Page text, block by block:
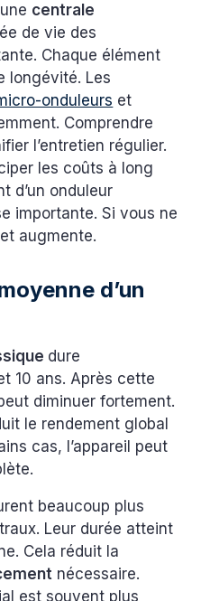
centrale
de vie des
Chaque élément
longévité. Les
onduleurs et
Comprendre
l’entretien régulier.
les coûts à long
d’un onduleur
importante. Si vous ne
augmente.
d’un
dure
10 ans. Après cette
diminuer fortement.
le rendement global
cas, l’appareil peut
beaucoup plus
Leur durée atteint
Cela réduit la
nécessaire.
est souvent plus